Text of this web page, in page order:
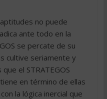
no puede
ante todo en la
se percate de su
cultive seriamente y
el STRATEGOS
en término de ellas
la lógica inercial que